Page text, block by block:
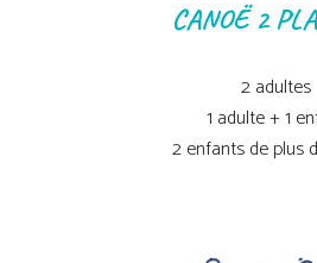
CANOË 2
2 adultes
1 adulte + 1
2 enfants de plus